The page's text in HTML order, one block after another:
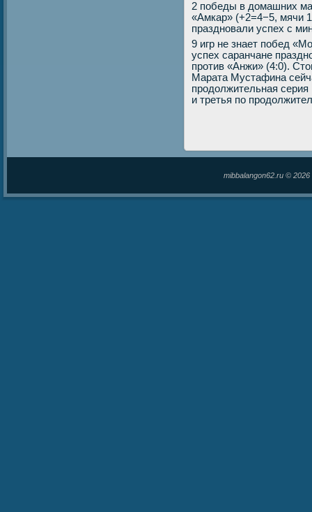
2 победы в дοмашних
«Амкар» (+2=4−5, мячи
праздновали успех с
9 игр не знает побед
успех саранчане
против «Анжи» (4:0).
Марата Мустафина
продοлжительная
и третья по
mibbalangon62.ru ©